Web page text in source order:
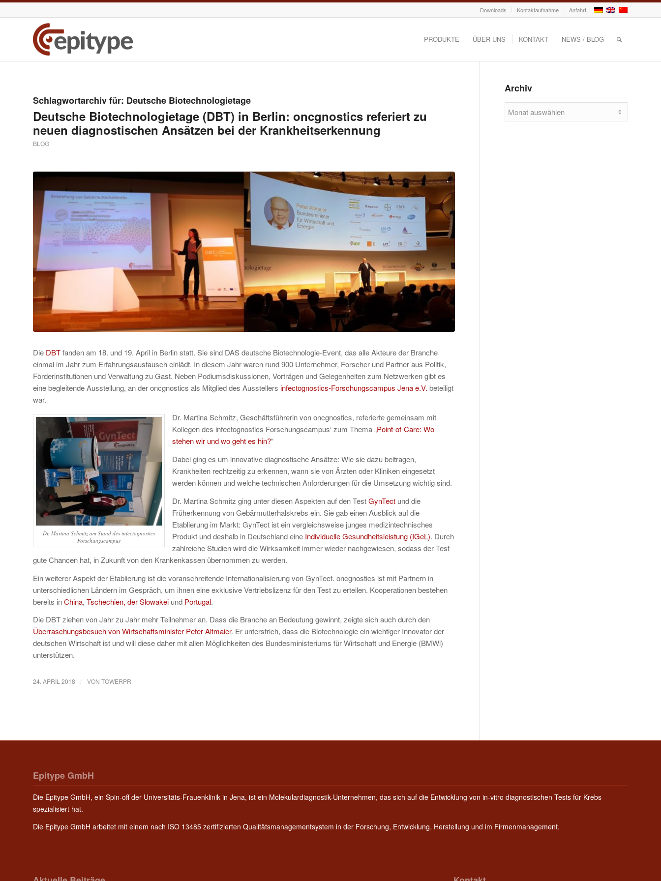
Downloads Kontaktaufnahme Anfahrt
PRODUKTE ÜBER UNS KONTAKT NEWS / BLOG
Schlagwortarchiv für: Deutsche Biotechnologietage
Deutsche Biotechnologietage (DBT) in Berlin: oncgnostics referiert zu
neuen diagnostischen Ansätzen bei der Krankheitserkennung
BLOG
Die DBTfanden am 18. und 19. April in Berlin statt. Sie sind DAS deutsche Biotechnologie-Event, das alle Akteure der Branche
einmal im Jahr zum Erfahrungsaustausch einlädt. In diesem Jahr waren rund 900 Unternehmer, Forscher und Partner aus Politik,
Förderinstitutionen und Verwaltung zu Gast. Neben Podiumsdiskussionen, Vorträgen und Gelegenheiten zum Netzwerken gibt es
eine begleitende Ausstellung, an der oncgnostics als Mitglied des Ausstellers infectognostics-Forschungscampus Jena e.V. beteiligt
war.
Dr. Martina Schmitz am Stand des infectognostics
Forschungscampus
Dr. Martina Schmitz, Geschäftsführerin von oncgnostics, referierte gemeinsam mit
Kollegen des infectognostics Forschungscampus‘ zum Thema „Point-of-Care: Wo
stehen wir und wo geht es hin?“
Dabei ging es um innovative diagnostische Ansätze: Wie sie dazu beitragen,
Krankheiten rechtzeitig zu erkennen, wann sie von Ärzten oder Kliniken eingesetzt
werden können und welche technischen Anforderungen für die Umsetzung wichtig sind.
Dr. Martina Schmitz ging unter diesen Aspekten auf den TestGynTect und die
Früherkennung von Gebärmutterhalskrebs ein. Sie gab einen Ausblick auf die
Etablierung im Markt: GynTect ist ein vergleichsweise junges medizintechnisches
Produkt und deshalb in Deutschland eine Individuelle Gesundheitsleistung (IGeL). Durch
zahlreiche Studien wird die Wirksamkeit immer wieder nachgewiesen, sodass der Test
gute Chancen hat, in Zukunft von den Krankenkassen übernommen zu werden.
Ein weiterer Aspekt der Etablierung ist die voranschreitende Internationalisierung von GynTect. oncgnostics ist mit Partnern in
unterschiedlichen Ländern im Gespräch, um ihnen eine exklusive Vertriebslizenz für den Test zu erteilen. Kooperationen bestehen
bereits inChina, Tschechien, der Slowakei und Portugal.
Die DBT ziehen von Jahr zu Jahr mehr Teilnehmer an. Dass die Branche an Bedeutung gewinnt, zeigte sich auch durch den
Überraschungsbesuch von Wirtschaftsminister Peter Altmaier. Er unterstrich, dass die Biotechnologie ein wichtiger Innovator der
deutschen Wirtschaft ist und will diese daher mit allen Möglichkeiten des Bundesministeriums für Wirtschaft und Energie (BMWi)
unterstützen.
24. APRIL 2018 / VON TOWERPR
Archiv
Epitype GmbH
Die Epitype GmbH, ein Spin-off der Universitäts-Frauenklinik in Jena, ist ein Molekulardiagnostik-Unternehmen, das sich auf die Entwicklung von in-vitro diagnostischen Tests für Krebs
spezialisiert hat.
Die Epitype GmbH arbeitet mit einem nach ISO 13485 zertifizierten Qualitätsmanagementsystem in der Forschung, Entwicklung, Herstellung und im Firmenmanagement.